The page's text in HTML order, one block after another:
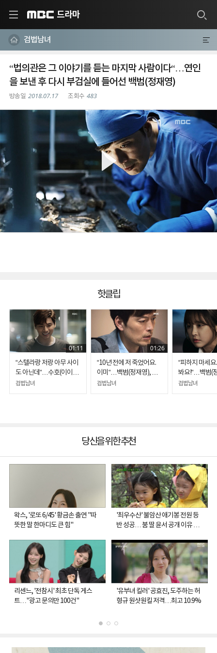
드라마
검법남녀
“법의관은 그 이야기를 듣는 마지막 사람이다“…연인
을 보낸 후 다시 부검실에 들어선 백범(정재영)
2018.07.17 483
핫클립
01:11
“스텔라랑 저랑 아무 사이
도 아닌데“…수호(이이
경), 스텔라(스테파니 리)
의 철벽에 무안
검법남녀
01:26
“10년 전에 저 죽었어요.
이미“…백범(정재영), 식
물인간이 된 약혼녀의 모
습에 '자책'
검법남녀
“피하지 마세
봐요!“…백범(
위로하는 은솔
검법남녀
당신을 위한 추천
왁스, '로또 6/45' 황금손 출연 "따
뜻한 말 한마디도 큰 힘"
'최우수산' 불암산 애기봉 전원 등
반 성공… 붐 딸 윤서 공개 이유 고
리센느, '전참시' 최초 단독 게스
트…"광고 문의만 100건"
'유부녀 킬러' 공효진, 도주하는 허
형규 원샷원킬 저격…최고 10.9%